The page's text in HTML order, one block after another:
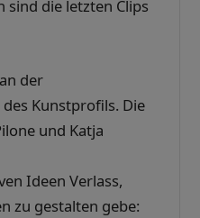
die letzten Clips
der
Kunstprofils. Die
und Katja
Ideen Verlass,
zu gestalten gebe: